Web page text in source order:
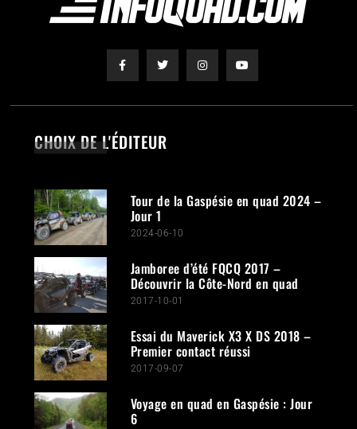
CHOIX DE L'ÉDITEUR
Tour de la Gaspésie en quad 2024 –
Jour 1
2024-06-10
Jamboree d’été FQCQ 2017 –
Découvrir la Côte-Nord en quad
2017-10-01
Essai du Maverick X3 X DS 2018 –
Premier contact réussi
2017-09-07
Voyage en quad en Gaspésie : Jour
6